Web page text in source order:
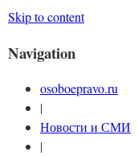
Skip to content
Navigation
osoboepravo.ru
|
Новости и СМИ
|